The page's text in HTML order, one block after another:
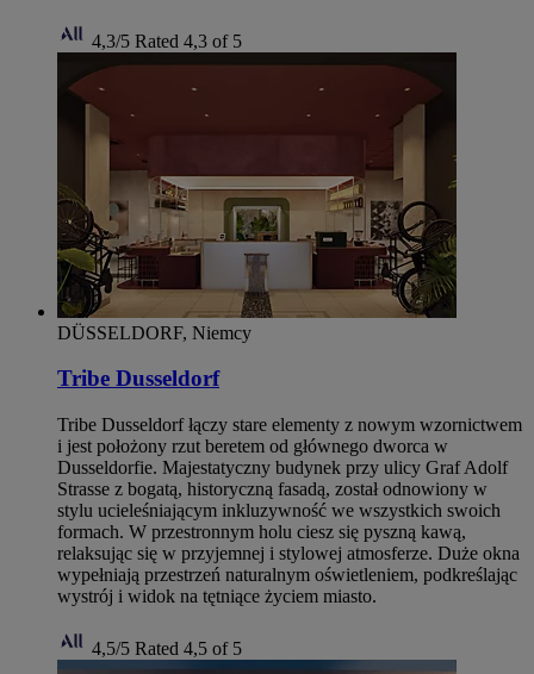
4,3/5 Rated 4,3 of 5
DÜSSELDORF, Niemcy
Tribe Dusseldorf
Tribe Dusseldorf łączy stare elementy z nowym wzornictwem
i jest położony rzut beretem od głównego dworca w
Dusseldorfie. Majestatyczny budynek przy ulicy Graf Adolf
Strasse z bogatą, historyczną fasadą, został odnowiony w
stylu ucieleśniającym inkluzywność we wszystkich swoich
formach. W przestronnym holu ciesz się pyszną kawą,
relaksując się w przyjemnej i stylowej atmosferze. Duże okna
wypełniają przestrzeń naturalnym oświetleniem, podkreślając
wystrój i widok na tętniące życiem miasto.
4,5/5 Rated 4,5 of 5